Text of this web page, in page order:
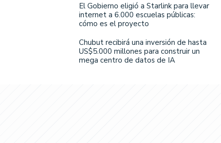
El Gobierno eligió a Starlink para llevar
internet a 6.000 escuelas públicas:
cómo es el proyecto
Chubut recibirá una inversión de hasta
US$5.000 millones para construir un
mega centro de datos de IA